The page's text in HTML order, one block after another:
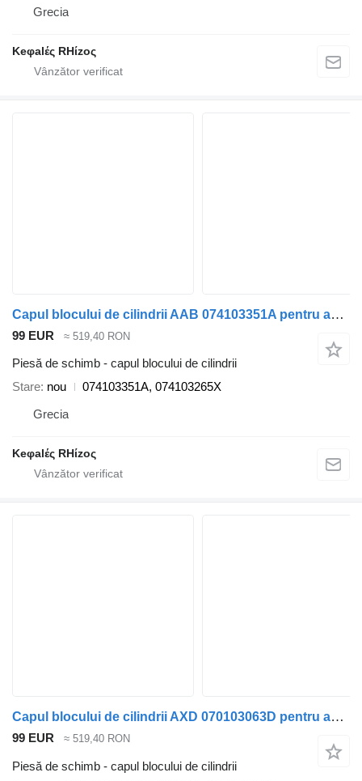
Grecia
Keφalές RHίzoς
Capul blocului de cilindrii AAB 074103351A pentru automobil Volkswagen TRANSPORTER T4
99 EUR ≈ 519,40 RON
Piesă de schimb - capul blocului de cilindrii
Stare nou
074103351A, 074103265X
Grecia
Keφalές RHίzoς
Capul blocului de cilindrii AXD 070103063D pentru automobil Volkswagen TRANSPORTER, TOUAREG, MULTIVAN
99 EUR ≈ 519,40 RON
Piesă de schimb - capul blocului de cilindrii